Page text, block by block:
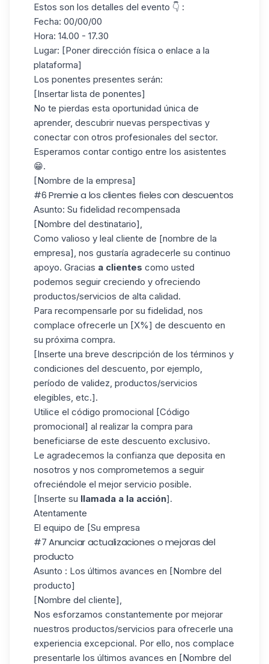
Estos son los detalles del evento 👇 :
Fecha: 00/00/00
Hora: 14.00 - 17.30
Lugar: [Poner dirección física o enlace a la
plataforma]
Los ponentes presentes serán:
[Insertar lista de ponentes]
No te pierdas esta oportunidad única de
aprender, descubrir nuevas perspectivas y
conectar con otros profesionales del sector.
Esperamos contar contigo entre los asistentes
😁.
[Nombre de la empresa]
#6 Premie a los clientes fieles con descuentos
Asunto: Su fidelidad recompensada
[Nombre del destinatario],
Como valioso y leal cliente de [nombre de la
empresa], nos gustaría agradecerle su continuo
apoyo. Gracias a clientes como usted
podemos seguir creciendo y ofreciendo
productos/servicios de alta calidad.
Para recompensarle por su fidelidad, nos
complace ofrecerle un [X%] de descuento en
su próxima compra.
[Inserte una breve descripción de los términos y
condiciones del descuento, por ejemplo,
período de validez, productos/servicios
elegibles, etc.].
Utilice el código promocional [Código
promocional] al realizar la compra para
beneficiarse de este descuento exclusivo.
Le agradecemos la confianza que deposita en
nosotros y nos comprometemos a seguir
ofreciéndole el mejor servicio posible.
[Inserte su llamada a la acción].
Atentamente
El equipo de [Su empresa
#7 Anunciar actualizaciones o mejoras del
producto
Asunto : Los últimos avances en [Nombre del
producto]
[Nombre del cliente],
Nos esforzamos constantemente por mejorar
nuestros productos/servicios para ofrecerle una
experiencia excepcional. Por ello, nos complace
presentarle los últimos avances en [Nombre del